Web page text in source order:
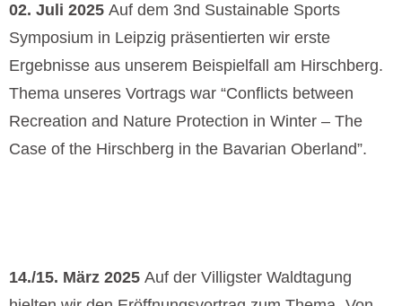
02. Juli 2025 Auf dem 3nd Sustainable Sports
Symposium in Leipzig präsentierten wir erste
Ergebnisse aus unserem Beispielfall am Hirschberg.
Thema unseres Vortrags war “Conflicts between
Recreation and Nature Protection in Winter – The
Case of the Hirschberg in the Bavarian Oberland”.
14./15. März 2025 Auf der Villigster Waldtagung